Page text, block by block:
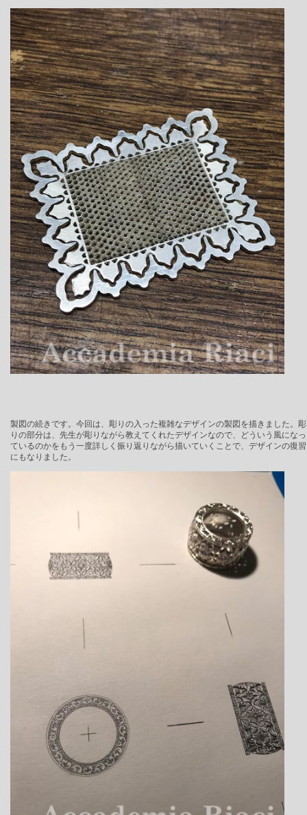
製図の続きです。今回は、彫りの入った複雑なデザインの製図を描きました。彫
りの部分は、先生が彫りながら教えてくれたデザインなので、どういう風になっ
ているのかをもう一度詳しく振り返りながら描いていくことで、デザインの復習
にもなりました。